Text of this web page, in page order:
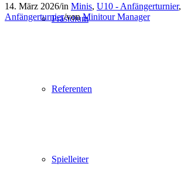
Präsidium
Referenten
Spielleiter
14. März 2026/in Minis, U10 - Anfängerturnier,
Anfängerturnier/vonMinitour Manager